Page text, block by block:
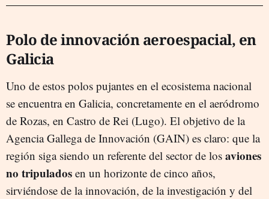
Polo de innovación aeroespacial, en
Galicia
Uno de estos polos pujantes en el ecosistema nacional
se encuentra en Galicia, concretamente en el aeródromo
de Rozas, en Castro de Rei (Lugo). El objetivo de la
Agencia Gallega de Innovación (GAIN) es claro: que la
región siga siendo un referente del sector de los aviones
no tripulados en un horizonte de cinco años,
sirviéndose de la innovación, de la investigación y del